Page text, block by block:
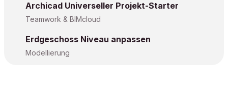
Archicad Universeller Projekt-Starter
Teamwork & BIMcloud
Erdgeschoss Niveau anpassen
Modellierung